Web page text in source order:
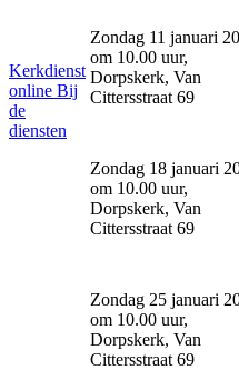
Kerkdienst
online Bij
de
diensten
Zondag 11 januari
om 10.00 uur,
Dorpskerk, Van
Cittersstraat 69
Zondag 18 januari
om 10.00 uur,
Dorpskerk, Van
Cittersstraat 69
Zondag 25 januari
om 10.00 uur,
Dorpskerk, Van
Cittersstraat 69